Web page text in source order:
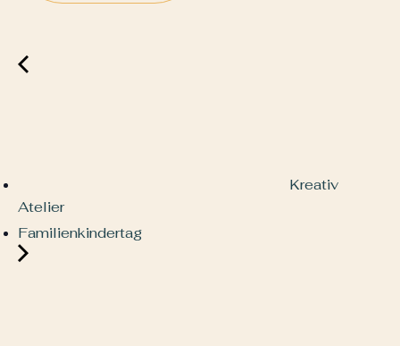
Kreativ
Atelier
Familienkindertag